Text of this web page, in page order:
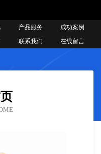
产品服务
成功案例
联系我们 在线留言